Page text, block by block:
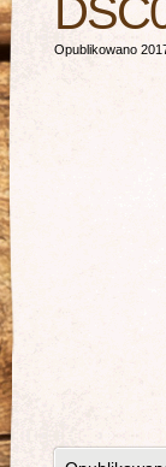
Opublikowano